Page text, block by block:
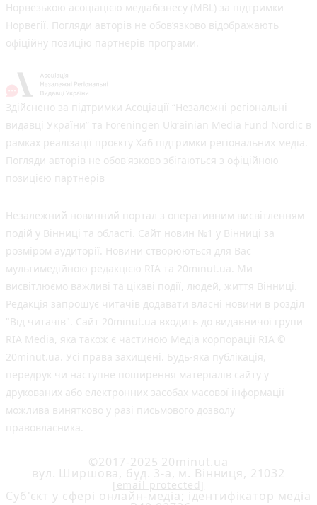
Норвезькою асоціацією медіабізнесу (MBL) за підтримки
Норвегії. Погляди авторів не обов’язково відображають
офіційну позицію партнерів програми.
Здійснено за підтримки Асоціації “Незалежні регіональні
видавці України” та Foreningen Ukrainian Media Fund Nordic в
рамках реалізації проєкту Хаб підтримки регіональних медіа.
Погляди авторів не обов'язково збігаються з офіційною
позицією партнерів
Незалежний новинний портал з оперативним висвітленням
подій у Вінниці та області. Сайт новин №1 у Вінниці за
розміром аудиторії. Новини створюються для Вас
мультимедійною редакцією RIA та 20minut.ua. Ми
висвітлюємо важливі та цікаві події, людей, життя Вінниці.
Редакція запрошує читачів додавати власні новини в розділ
"Від читачів". Сайт 20minut.ua входить до видавничої групи
RIA Media, яка також є частиною Медіа корпорації RIA ©
20minut.ua. Усі права захищені. Будь-яка публiкацiя,
передрук чи наступне поширення матеріалів сайту у
друкованих або електронних засобах масової інформації
можлива винятково у разі письмового дозволу
правовласника.
©2017-2025 20minut.ua
вул. Ширшова, буд. 3-а, м. Вінниця, 21032
[email protected]
Cуб'єкт у сфері онлайн-медіа; ідентифікатор медіа